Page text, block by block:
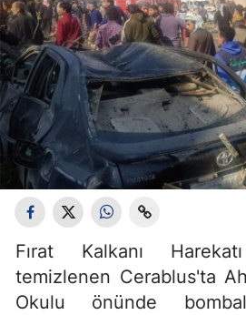
Fırat Kalkanı
temizlenen Cerablus'ta
Okulu önünde